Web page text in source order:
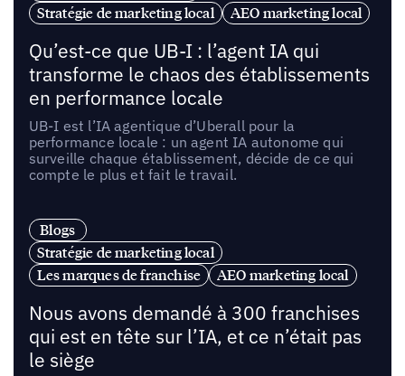
Stratégie de marketing local AEO marketing local
Qu’est-ce que UB-I : l’agent IA qui
transforme le chaos des établissements
en performance locale
UB-I est l’IA agentique d’Uberall pour la
performance locale : un agent IA autonome qui
surveille chaque établissement, décide de ce qui
compte le plus et fait le travail.
Blogs
Stratégie de marketing local
Les marques de franchise
AEO marketing local
Nous avons demandé à 300 franchises
qui est en tête sur l’IA, et ce n’était pas
le siège